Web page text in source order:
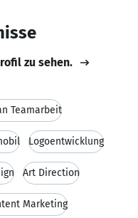
zu sehen.
Teamarbeit
Logoentwicklung
Art Direction
Marketing